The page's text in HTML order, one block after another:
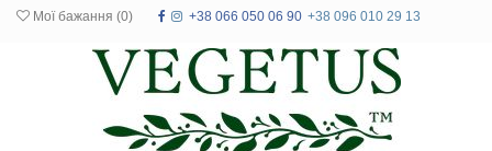
Мої бажання (0) +38 066 050 06 90 +38 096 010 29 13